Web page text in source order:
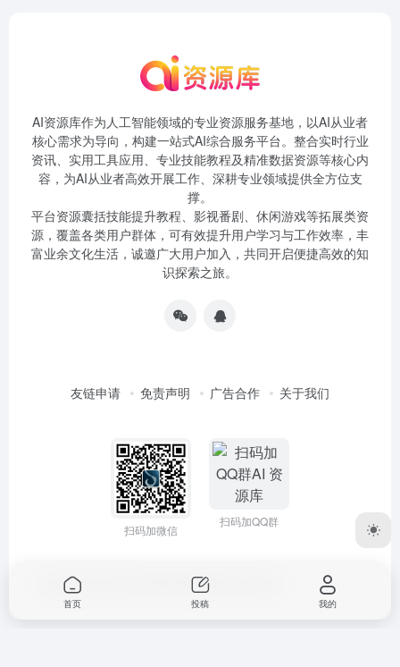
AI资源库作为人工智能领域的专业资源服务基地，以AI从业者
核心需求为导向，构建一站式AI综合服务平台。整合实时行业
资讯、实用工具应用、专业技能教程及精准数据资源等核心内
容，为AI从业者高效开展工作、深耕专业领域提供全方位支
撑。
平台资源囊括技能提升教程、影视番剧、休闲游戏等拓展类资
源，覆盖各类用户群体，可有效提升用户学习与工作效率，丰
富业余文化生活，诚邀广大用户加入，共同开启便捷高效的知
识探索之旅。
友链申请 免责声明 广告合作 关于我们
扫码加微信
扫码加QQ群
Copyright © 2026 蜀ICP备2024063472号
首页 投稿 我的